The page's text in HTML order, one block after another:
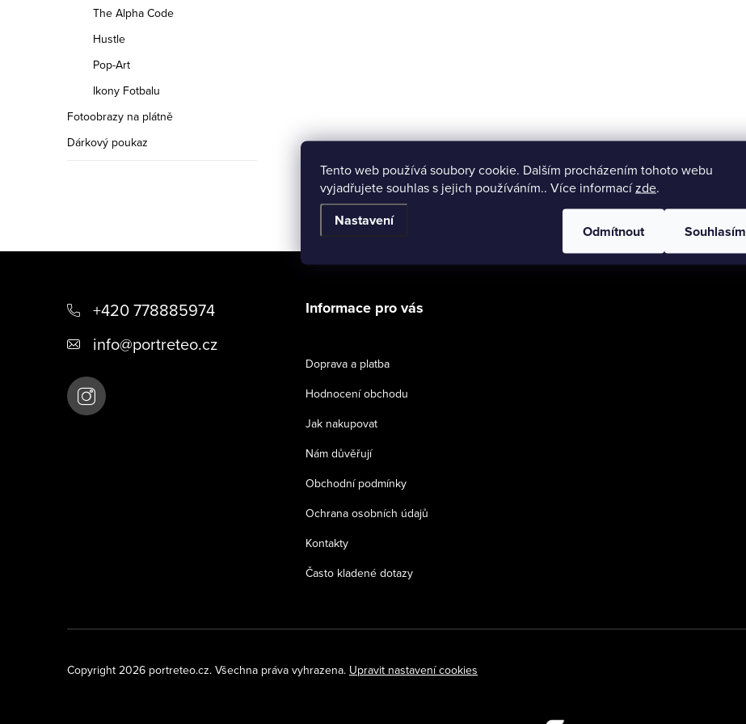
Tento web používá soubory cookie. Dalším procházením tohoto webu
vyjadřujete souhlas s jejich používáním.. Více informacízde.
Nastavení
Odmítnout Souhlasím
p
a
The Alpha Code
Hustle
Pop-Art
Ikony Fotbalu
Fotoobrazy na plátně
Dárkový poukaz
+420 778885974
info@portreteo.cz
Informace pro vás
Doprava a platba
Hodnocení obchodu
Jak nakupovat
Nám důvěřují
Obchodní podmínky
Ochrana osobních údajů
Kontakty
Často kladené dotazy
Copyright 2026 portreteo.cz. Všechna práva vyhrazena. Upravit nastavení cookies